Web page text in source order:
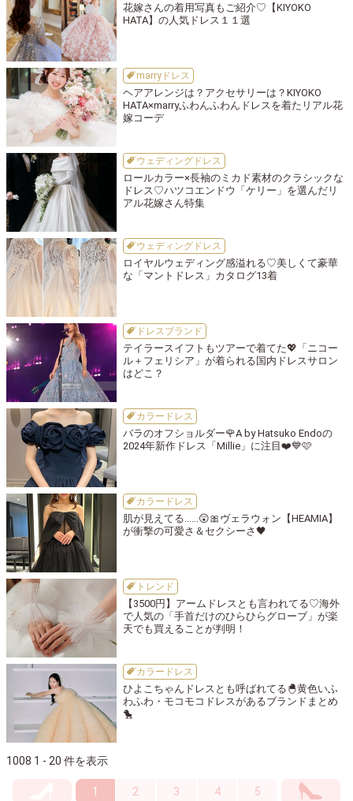
花嫁さんの着用写真もご紹介♡【KIYOKO
HATA】の人気ドレス１１選
marryドレス
ヘアアレンジは？アクセサリーは？KIYOKO
HATA×marryふわんふわんドレスを着たリアル花
嫁コーデ
ウェディングドレス
ロールカラー×長袖のミカド素材のクラシックな
ドレス♡ハツコエンドウ「ケリー」を選んだリ
アル花嫁さん特集
ウェディングドレス
ロイヤルウェディング感溢れる♡美しくて豪華
な「マントドレス」カタログ13着
ドレスブランド
テイラースイフトもツアーで着てた💖「ニコー
ル＋フェリシア」が着られる国内ドレスサロン
はどこ？
カラードレス
バラのオフショルダー🌹A by Hatsuko Endoの
2024年新作ドレス「Millie」に注目❤️💙🩷
カラードレス
肌が見えてる......😲🎀ヴェラウォン【HEAMIA】
が衝撃の可愛さ＆セクシーさ🖤
トレンド
【3500円】アームドレスとも言われてる♡海外
で人気の「手首だけのひらひらグローブ」が楽
天でも買えることが判明！
カラードレス
ひよこちゃんドレスとも呼ばれてる🐣黄色いふ
わふわ・モコモコドレスがあるブランドまとめ
🐤
1008 1 - 20 件を表示
1 2 3 4 5